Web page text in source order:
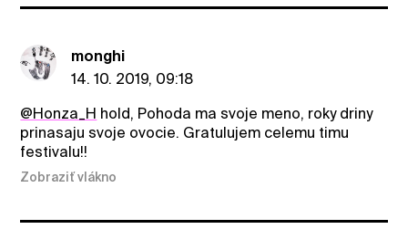
monghi
14. 10. 2019, 09:18
@Honza_H hold, Pohoda ma svoje meno, roky driny
prinasaju svoje ovocie. Gratulujem celemu timu
festivalu!!
Zobraziť vlákno